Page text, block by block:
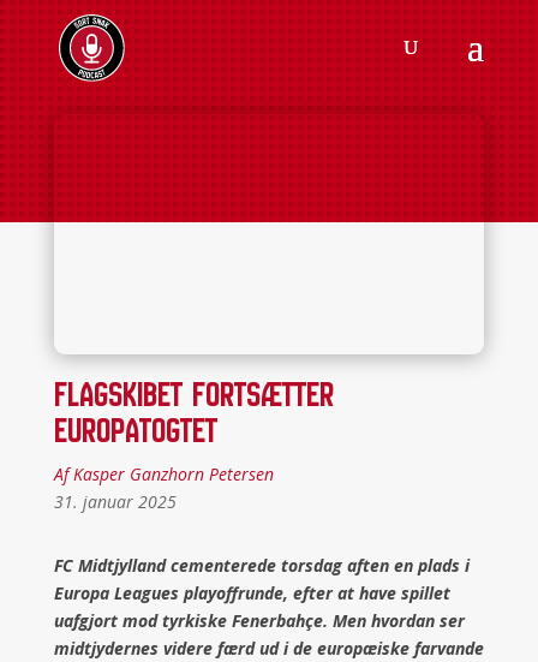
Flagskibet fortsætter
Europatogtet
Af Kasper Ganzhorn Petersen
31. januar 2025
FC Midtjylland cementerede torsdag aften en plads i
Europa Leagues playoffrunde, efter at have spillet
uafgjort mod tyrkiske Fenerbahçe. Men hvordan ser
midtjydernes videre færd ud i de europæiske farvande